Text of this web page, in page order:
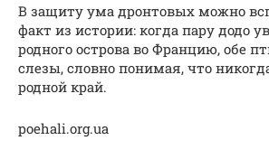
В защиту ума дронтовых можно
факт из истории: когда пару додо
родного острова во Францию, обе
слезы, словно понимая, что
родной край.
poehali.org.ua